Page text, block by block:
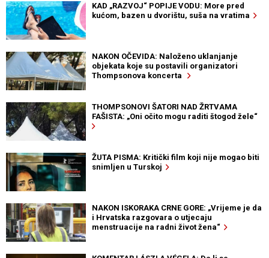
KAD „RAZVOJ“ POPIJE VODU: More pred
kućom, bazen u dvorištu, suša na vratima
NAKON OČEVIDA: Naloženo uklanjanje
objekata koje su postavili organizatori
Thompsonova koncerta
THOMPSONOVI ŠATORI NAD ŽRTVAMA
FAŠISTA: „Oni očito mogu raditi štogod žele“
ŽUTA PISMA: Kritički film koji nije mogao biti
snimljen u Turskoj
NAKON ISKORAKA CRNE GORE: „Vrijeme je da
i Hrvatska razgovara o utjecaju
menstruacije na radni život žena“